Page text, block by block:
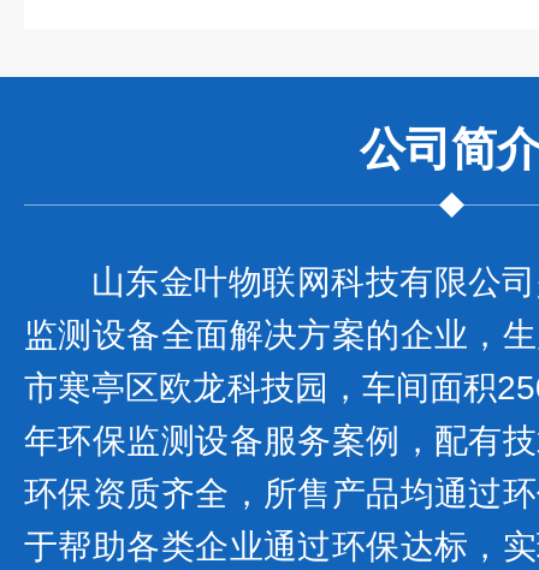
公司 简
山东金叶物联网科技有限公
监测设备全面解决方案的企业，
市寒亭区欧龙科技园，车间面积
年环保监测设备服务案例，配有
环保资质齐全，所售产品均通过
于帮助各类企业通过环保达标，